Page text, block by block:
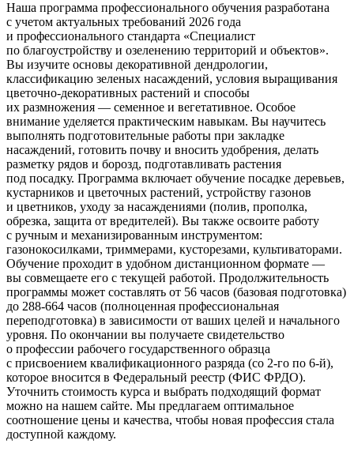
Наша программа профессионального обучения разработана
с учетом актуальных требований 2026 года
и профессионального стандарта «Специалист
по благоустройству и озеленению территорий и объектов».
Вы изучите основы декоративной дендрологии,
классификацию зеленых насаждений, условия выращивания
цветочно-декоративных растений и способы
их размножения — семенное и вегетативное. Особое
внимание уделяется практическим навыкам. Вы научитесь
выполнять подготовительные работы при закладке
насаждений, готовить почву и вносить удобрения, делать
разметку рядов и борозд, подготавливать растения
под посадку. Программа включает обучение посадке деревьев,
кустарников и цветочных растений, устройству газонов
и цветников, уходу за насаждениями (полив, прополка,
обрезка, защита от вредителей). Вы также освоите работу
с ручным и механизированным инструментом:
газонокосилками, триммерами, кусторезами, культиваторами.
Обучение проходит в удобном дистанционном формате —
вы совмещаете его с текущей работой. Продолжительность
программы может составлять от 56 часов (базовая подготовка)
до 288-664 часов (полноценная профессиональная
переподготовка) в зависимости от ваших целей и начального
уровня. По окончании вы получаете свидетельство
о профессии рабочего государственного образца
с присвоением квалификационного разряда (со 2-го по 6-й),
которое вносится в Федеральный реестр (ФИС ФРДО).
Уточнить стоимость курса и выбрать подходящий формат
можно на нашем сайте. Мы предлагаем оптимальное
соотношение цены и качества, чтобы новая профессия стала
доступной каждому.